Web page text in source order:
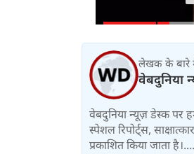
लेखक के बारे
वेबदुनिया
वेबदुनिया न्यूज़ डेस्क पर
स्पेशल रिपोर्ट्स,
प्रकाशित किया जाता है।....